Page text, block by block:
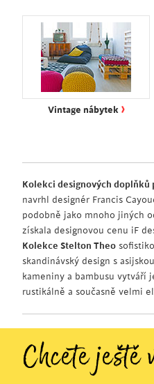
Vintage nábytek ›
Kolekci designových doplňků
navrhl designér Francis
podobně jako mnoho jiných
získala designovou cenu iF
Kolekce Stelton Theo
skandinávský design s
kameniny a bambusu vytváří
rustikálně a současně velmi
Chcete ještě